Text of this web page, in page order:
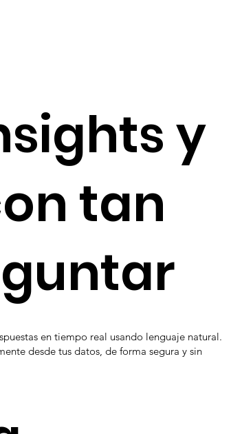
y
tan
en tiempo real usando lenguaje natural.
desde tus datos, de forma segura y sin